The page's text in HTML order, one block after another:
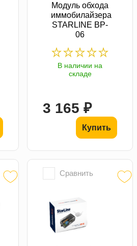
Модуль обхода
иммобилайзера
STARLINE BP-
06
В наличии на
складе
3 165 ₽
Купить
Сравнить